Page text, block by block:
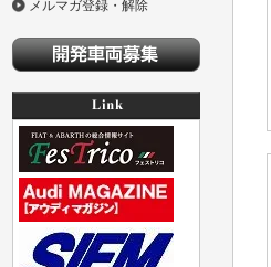
メルマガ登録・解除